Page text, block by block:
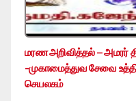
மரண அறிவித்தல் – அமரர்
-முகாமைத்துவ சேவை
செயலகம்